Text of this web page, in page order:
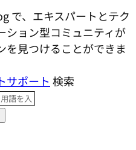
で、エキスパートとテク
ション型コミ​ュニティが
を見つけることができま
サポート 検索